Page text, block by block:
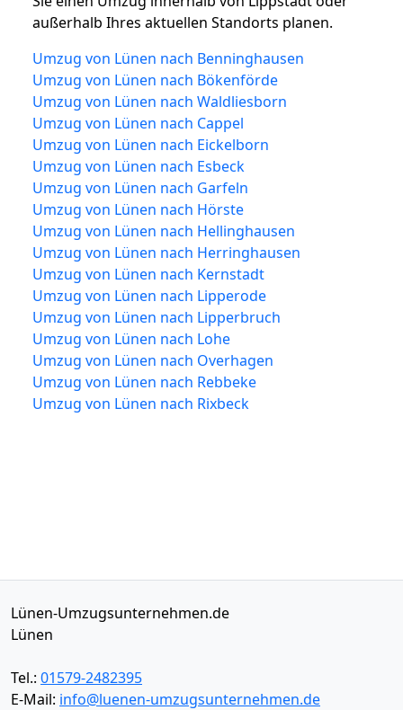
außerhalb Ihres aktuellen Standorts planen.
Umzug von Lünen nach Benninghausen
Umzug von Lünen nach Bökenförde
Umzug von Lünen nach Waldliesborn
Umzug von Lünen nach Cappel
Umzug von Lünen nach Eickelborn
Umzug von Lünen nach Esbeck
Umzug von Lünen nach Garfeln
Umzug von Lünen nach Hörste
Umzug von Lünen nach Hellinghausen
Umzug von Lünen nach Herringhausen
Umzug von Lünen nach Kernstadt
Umzug von Lünen nach Lipperode
Umzug von Lünen nach Lipperbruch
Umzug von Lünen nach Lohe
Umzug von Lünen nach Overhagen
Umzug von Lünen nach Rebbeke
Umzug von Lünen nach Rixbeck
Lünen-Umzugsunternehmen.de
Lünen
Tel.: 01579-2482395
E-Mail: info@luenen-umzugsunternehmen.de